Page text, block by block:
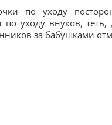
по уходу
уходу внуков, теть,
за бабушками